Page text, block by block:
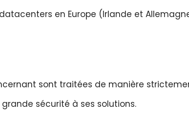
en Europe (Irlande et
sont traitées de manière
sécurité à ses solutions.